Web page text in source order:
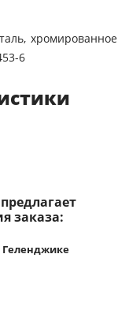
хромированное
6
заказа:
Геленджике